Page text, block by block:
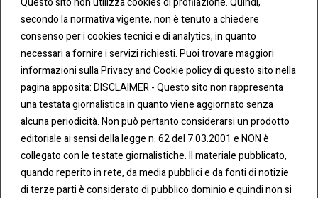
secondo la normativa vigente, non è tenuto a chiedere
consenso per i cookies tecnici e di analytics, in quanto
necessari a fornire i servizi richiesti. Puoi trovare maggiori
informazioni sulla Privacy and Cookie policy di questo sito nella
pagina apposita: DISCLAIMER - Questo sito non rappresenta
una testata giornalistica in quanto viene aggiornato senza
alcuna periodicità. Non può pertanto considerarsi un prodotto
editoriale ai sensi della legge n. 62 del 7.03.2001 e NON è
collegato con le testate giornalistiche. Il materiale pubblicato,
quando reperito in rete, da media pubblici e da fonti di notizie
di terze parti è considerato di pubblico dominio e quindi non si
CONT
ATTI
Tel:
0283438.482
COOKI
E &
PRIVA
CY
Cookie